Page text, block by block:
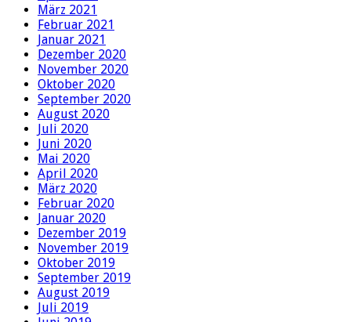
März 2021
Februar 2021
Januar 2021
Dezember 2020
November 2020
Oktober 2020
September 2020
August 2020
Juli 2020
Juni 2020
Mai 2020
April 2020
März 2020
Februar 2020
Januar 2020
Dezember 2019
November 2019
Oktober 2019
September 2019
August 2019
Juli 2019